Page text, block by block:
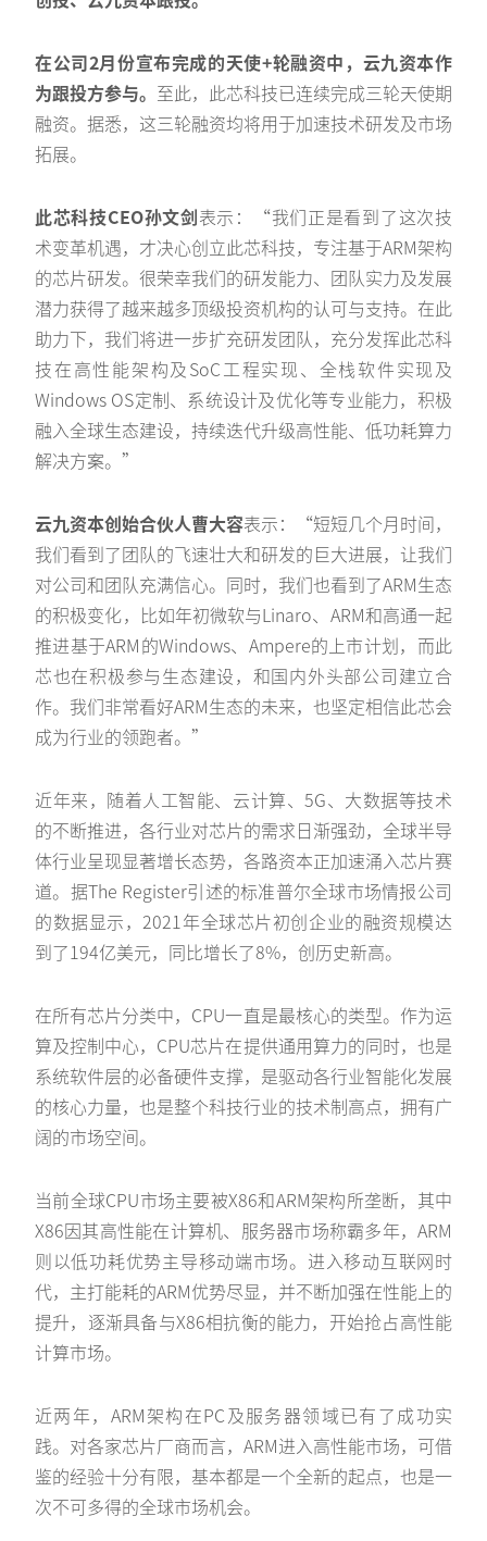
在公司2月份宣布完成的天使+轮融资中，云九资本作
为跟投方参与。 至此，此芯科技已连续完成三轮天使期
融资。据悉，这三轮融资均将用于加速技术研发及市场
拓展。
此芯科技CEO孙文剑表示：“我们正是看到了这次技
术变革机遇，才决心创立此芯科技，专注基于ARM架构
的芯片研发。很荣幸我们的研发能力、团队实力及发展
潜力获得了越来越多顶级投资机构的认可与支持。在此
助力下，我们将进一步扩充研发团队，充分发挥此芯科
技在高性能架构及SoC工程实现、全栈软件实现及
Windows OS定制、系统设计及优化等专业能力，积极
融入全球生态建设，持续迭代升级高性能、低功耗算力
解决方案。”
云九资本创始合伙人曹大容表示：“短短几个月时间，
我们看到了团队的飞速壮大和研发的巨大进展，让我们
对公司和团队充满信心。同时，我们也看到了ARM生态
的积极变化，比如年初微软与Linaro、ARM和高通一起
推进基于ARM的Windows、Ampere的上市计划，而此
芯也在积极参与生态建设，和国内外头部公司建立合
作。我们非常看好ARM生态的未来，也坚定相信此芯会
成为行业的领跑者。”
近年来，随着人工智能、云计算、5G、大数据等技术
的不断推进，各行业对芯片的需求日渐强劲，全球半导
体行业呈现显著增长态势，各路资本正加速涌入芯片赛
道。据The Register引述的标准普尔全球市场情报公司
的数据显示，2021年全球芯片初创企业的融资规模达
到了194亿美元，同比增长了8%，创历史新高。
在所有芯片分类中，CPU一直是最核心的类型。作为运
算及控制中心，CPU芯片在提供通用算力的同时，也是
系统软件层的必备硬件支撑，是驱动各行业智能化发展
的核心力量，也是整个科技行业的技术制高点，拥有广
阔的市场空间。
当前全球CPU市场主要被X86和ARM架构所垄断，其中
X86因其高性能在计算机、服务器市场称霸多年，ARM
则以低功耗优势主导移动端市场。进入移动互联网时
代，主打能耗的ARM优势尽显，并不断加强在性能上的
提升，逐渐具备与X86相抗衡的能力，开始抢占高性能
计算市场。
近两年，ARM架构在PC及服务器领域已有了成功实
践。对各家芯片厂商而言，ARM进入高性能市场，可借
鉴的经验十分有限，基本都是一个全新的起点，也是一
次不可多得的全球市场机会。